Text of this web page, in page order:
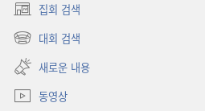
집회 검색
(새로운
창
대회 검색
(새로운
창
열기)
새로운 내용
동영상